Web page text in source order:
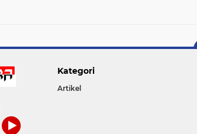
Kategori
Artikel